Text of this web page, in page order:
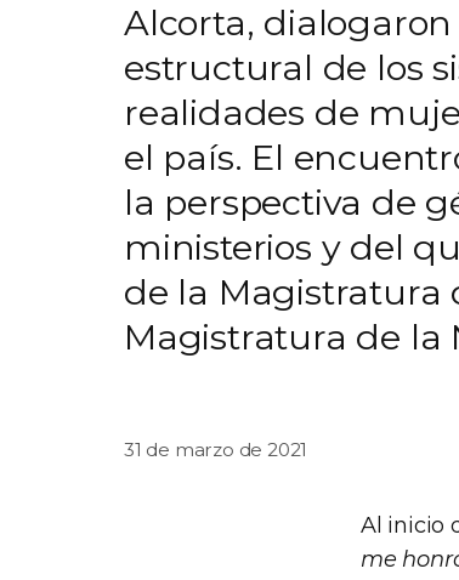
Alcorta,
estructural de los
realidades de
el país. El
la perspectiva de
ministerios y del
de la Magistratura
Magistratura de la
31 de marzo de 2021
Al inicio
me